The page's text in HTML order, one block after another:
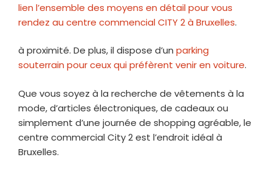
lien l’ensemble des moyens en détail pour vous
rendez au centre commencial CITY 2 à Bruxelles.
à proximité. De plus, il dispose d’un parking
souterrain pour ceux qui préfèrent venir en voiture.
Que vous soyez à la recherche de vêtements à la
mode, d’articles électroniques, de cadeaux ou
simplement d’une journée de shopping agréable, le
centre commercial City 2 est l’endroit idéal à
Bruxelles.